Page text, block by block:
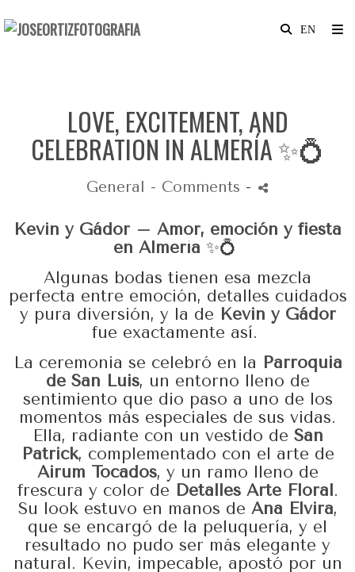
LOVE, EXCITEMENT, AND
CELEBRATION IN ALMERÍA ✨💍
General - Comments -
Kevin y Gádor – Amor, emoción y fiesta
en Almería ✨💍
Algunas bodas tienen esa mezcla
perfecta entre emoción, detalles cuidados
y pura diversión, y la de Kevin y Gádor
fue exactamente así.
La ceremonia se celebró en la
Parroquia
de San Luis, un entorno lleno de
sentimiento que dio paso a uno de los
momentos más especiales de sus vidas.
Ella, radiante con un vestido de San
Patrick, complementado con el arte de
Airum Tocados, y un ramo lleno de
frescura y color de Detalles Arte Floral .
Su look estuvo en manos de Ana Elvira,
que se encargó de la peluquería, y el
resultado no pudo ser más elegante y
natural. Kevin, impecable, apostó por un